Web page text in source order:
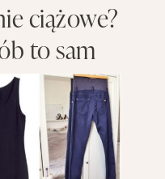
ciążowe?
to sam